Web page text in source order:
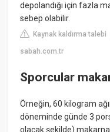
depolandığı için fazla
sebep olabilir.
Kaynak kaldırma talebi
sabah.com.tr
Sporcular
Örneğin, 60 kilogram
döneminde günde 3
olacak şekilde)